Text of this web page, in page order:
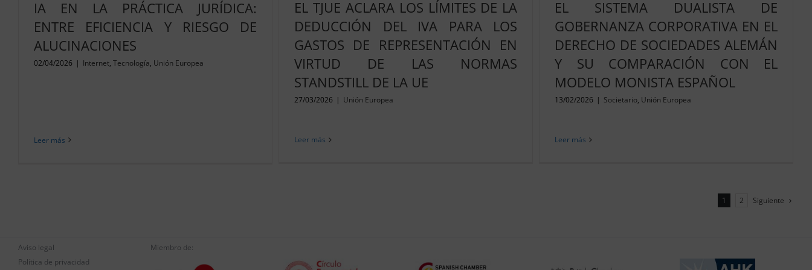
IA EN LA PRÁCTICA JURÍDICA:
ENTRE EFICIENCIA Y RIESGO DE
ALUCINACIONES
02/04/2026 | Internet, Tecnología, Unión Europea
Leer más
EL TJUE ACLARA LOS LÍMITES DE LA
DEDUCCIÓN DEL IVA PARA LOS
GASTOS DE REPRESENTACIÓN EN
VIRTUD DE LAS NORMAS
STANDSTILL DE LA UE
27/03/2026 | Unión Europea
Leer más
EL SISTEMA DUALISTA DE
GOBERNANZA CORPORATIVA EN EL
DERECHO DE SOCIEDADES ALEMÁN
Y SU COMPARACIÓN CON EL
MODELO MONISTA ESPAÑOL
13/02/2026 | Societario, Unión Europea
Leer más
1 2 Siguiente
Aviso legal
Política de privacidad
Miembro de: